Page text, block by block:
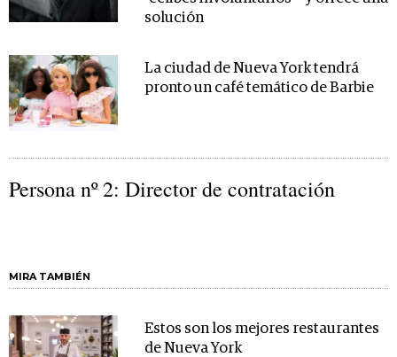
solución
La ciudad de Nueva York tendrá
pronto un café temático de Barbie
Persona nº 2: Director de contratación
MIRA TAMBIÉN
Estos son los mejores restaurantes
de Nueva York